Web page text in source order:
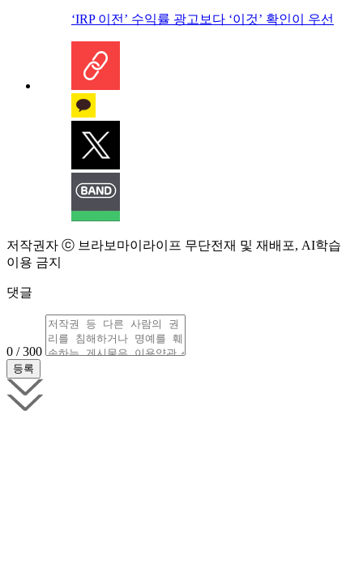
‘IRP 이전’ 수익률 광고보다 ‘이것’ 확인이 우선
저작권자 ⓒ 브라보마이라이프 무단전재 및 재배포, AI학습
이용 금지
댓글
0 / 300